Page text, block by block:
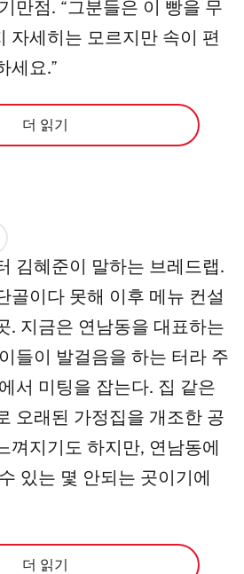
만점. “그분들은 이 빵을 무
자세히는 모르지만 속이 편
세요.”
더 읽기
김혜준이 말하는 브레드랩.
골이다 못해 이후 메뉴 컨설
. 지금은 연남동을 대표하는
들이 발걸음을 하는 터라 주
서 미팅을 잡는다. 집 같은
오래된 가정집을 개조한 공
껴지기도 하지만, 연남동에
있는 몇 안되는 곳이기에
더 읽기